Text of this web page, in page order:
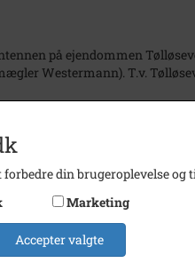
på ejendommen
Westermann). T.v.
din brugeroplevelse
Marketing
Accepter valgte